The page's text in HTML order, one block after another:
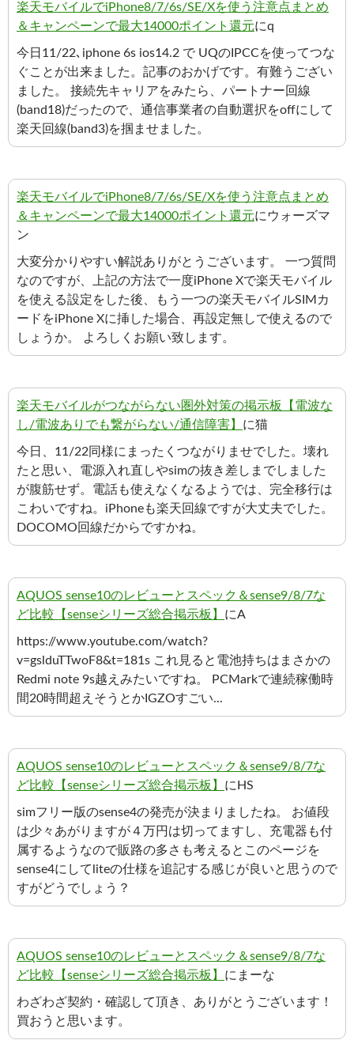
楽天モバイルでiPhone8/7/6s/SE/Xを使う注意点まとめ
＆キャンペーンで最大14000ポイント還元にq
今日11/22､iphone 6s ios14.2 で UQのIPCCを使ってつな
ぐことが出来ました。記事のおかげです。有難うござい
ました。 接続先キャリアをみたら、パートナー回線
(band18)だったので、通信事業者の自動選択をoffにして
楽天回線(band3)を掴ませました。
楽天モバイルでiPhone8/7/6s/SE/Xを使う注意点まとめ
＆キャンペーンで最大14000ポイント還元にウォーズマ
ン
大変分かりやすい解説ありがとうございます。 一つ質問
なのですが、上記の方法で一度iPhone Xで楽天モバイル
を使える設定をした後、もう一つの楽天モバイルSIMカ
ードをiPhone Xに挿した場合、再設定無しで使えるので
しょうか。 よろしくお願い致します。
楽天モバイルがつながらない圏外対策の掲示板【電波な
し/電波ありでも繋がらない/通信障害】 に猫
今日、11/22同様にまったくつながりませでした。壊れ
たと思い、電源入れ直しやsimの抜き差しまでしました
が腹筋せず。電話も使えなくなるようでは、完全移行は
こわいですね。iPhoneも楽天回線ですが大丈夫でした。
DOCOMO回線だからですかね。
AQUOS sense10のレビューとスペック＆sense9/8/7な
ど比較【senseシリーズ総合掲示板】 にA
https://www.youtube.com/watch?
v=gslduTTwoF8&t=181s これ見ると電池持ちはまさかの
Redmi note 9s越えみたいですね。 PCMarkで連続稼働時
間20時間超えそうとかIGZOすごい...
AQUOS sense10のレビューとスペック＆sense9/8/7な
ど比較【senseシリーズ総合掲示板】 にHS
simフリー版のsense4の発売が決まりましたね。 お値段
は少々あがりますが４万円は切ってますし、充電器も付
属するようなので販路の多さも考えるとこのページを
sense4にしてliteの仕様を追記する感じが良いと思うので
すがどうでしょう？
AQUOS sense10のレビューとスペック＆sense9/8/7な
ど比較【senseシリーズ総合掲示板】 にまーな
わざわざ契約・確認して頂き、ありがとうございます！
買おうと思います。